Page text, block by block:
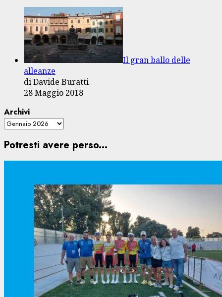
Il gran ballo delle
alleanze
di Davide Buratti
28 Maggio 2018
Archivi
Potresti avere perso...